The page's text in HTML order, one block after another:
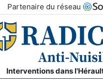
Partenaire du réseau
Interventions dans